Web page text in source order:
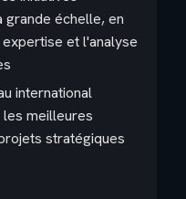
grande échelle, en
et l'analyse
international
meilleures
stratégiques